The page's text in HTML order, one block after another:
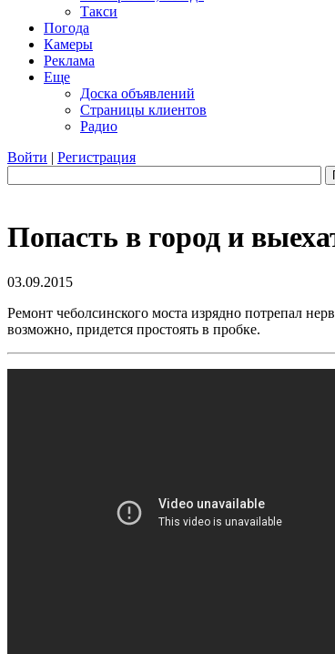
Такси
Погода
Камеры
Реклама
Еще
Доска объявлений
Страницы клиентов
Радио
Войти | Регистрация
Попасть в город и
03.09.2015
Ремонт чеболсинского моста изрядно потрепал
возможно, придется простоять в пробке.